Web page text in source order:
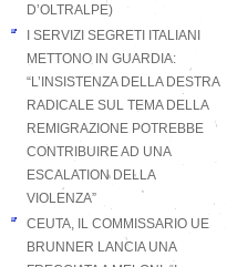
D’OLTRALPE)
I SERVIZI SEGRETI ITALIANI
METTONO IN GUARDIA:
“L’INSISTENZA DELLA DESTRA
RADICALE SUL TEMA DELLA
REMIGRAZIONE POTREBBE
CONTRIBUIRE AD UNA
ESCALATION DELLA
VIOLENZA”
CEUTA, IL COMMISSARIO UE
BRUNNER LANCIA UNA